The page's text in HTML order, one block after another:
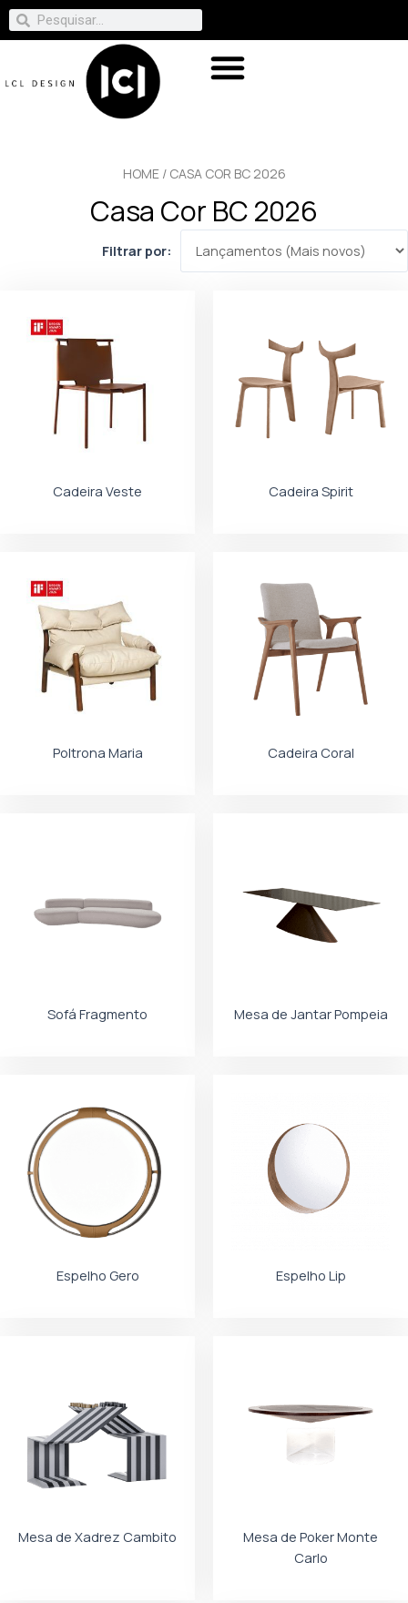
HOME/ CASA COR BC 2026
Casa Cor BC 2026
Filtrar por:
Cadeira Veste Cadeira Spirit
Poltrona Maria Cadeira Coral
Sofá Fragmento Mesa de Jantar Pompeia
Espelho Gero Espelho Lip
Mesa de Xadrez Cambito
Mesa de Poker Monte
Carlo